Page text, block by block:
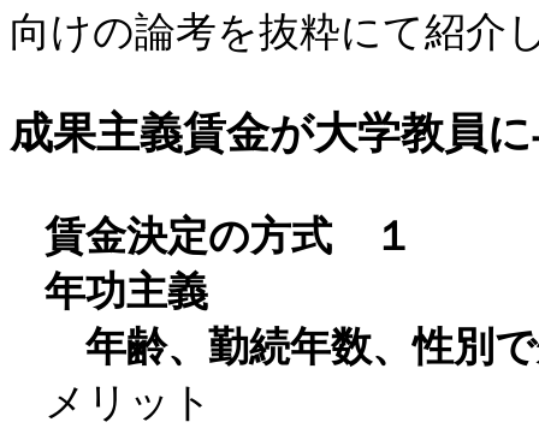
向けの論考を抜粋にて紹介
成果主義賃金が大学教員
賃金決定の方式 １
年功主義
年齢、勤続年数、性別
メリット